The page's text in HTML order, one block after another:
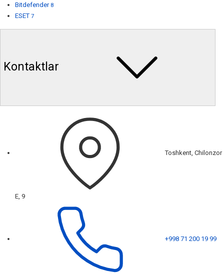
Bitdefender 8
ESET 7
Kontaktlar
Toshkent, Chilonzor
E, 9
+998 71 200 19 99